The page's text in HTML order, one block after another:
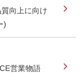
向上に向け
)
営業物語